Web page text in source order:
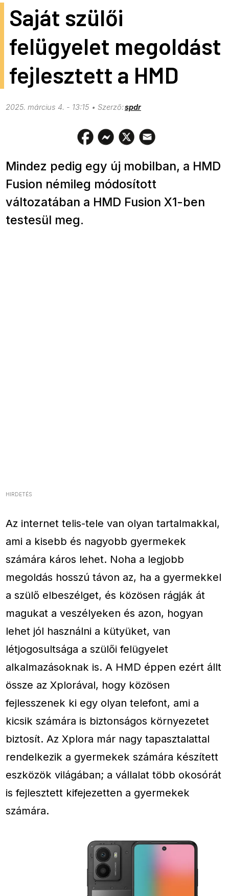
Saját szülői
felügyelet megoldást
fejlesztett a HMD
2025. március 4. - 13:15 spdr
Mindez pedig egy új mobilban, a HMD
Fusion némileg módosított
változatában a HMD Fusion X1-ben
testesül meg.
HIRDETÉS
Az internet telis-tele van olyan tartalmakkal,
ami a kisebb és nagyobb gyermekek
számára káros lehet. Noha a legjobb
megoldás hosszú távon az, ha a gyermekkel
a szülő elbeszélget, és közösen rágják át
magukat a veszélyeken és azon, hogyan
lehet jól használni a kütyüket, van
létjogosultsága a szülői felügyelet
alkalmazásoknak is. A HMD éppen ezért állt
össze az Xplorával, hogy közösen
fejlesszenek ki egy olyan telefont, ami a
kicsik számára is biztonságos környezetet
biztosít. Az Xplora már nagy tapasztalattal
rendelkezik a gyermekek számára készített
eszközök világában; a vállalat több okosórát
is fejlesztett kifejezetten a gyermekek
számára.